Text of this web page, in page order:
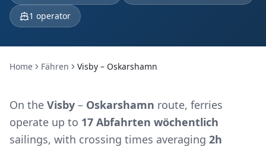
1 operator
Home Fähren Visby – Oskarshamn
On the Visby – Oskarshamn route, ferries
operate up to 17 Abfahrten wöchentlich
sailings, with crossing times averaging 2h